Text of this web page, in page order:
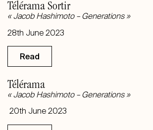
Télérama Sortir
«Jacob Hashimoto – Generations»
28th June 2023
Read
Télérama
«Jacob Hashimoto – Generations »
20th June 2023